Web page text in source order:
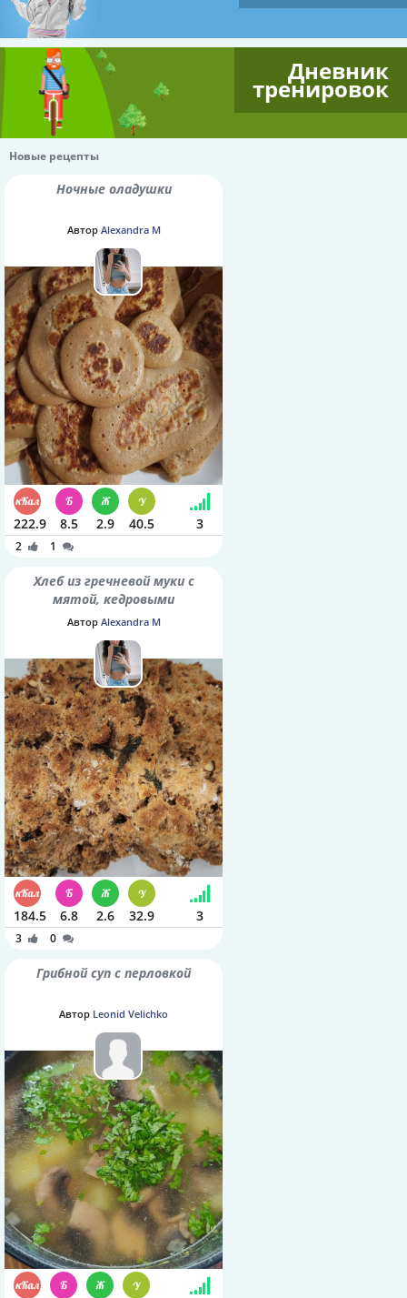
Дневник
тренировок
Новые рецепты
Ночные оладушки
Автор Alexandra M
222.9 8.5 2.9 40.5 3
2 1
Хлеб из гречневой муки с
мятой, кедровыми
орешками и семенами
Автор Alexandra M
184.5 6.8 2.6 32.9 3
3 0
Грибной суп с перловкой
Автор Leonid Velichko